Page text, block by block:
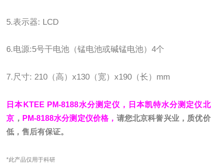
5.表示器: LCD
6.电源:5号干电池（锰电池或碱锰电池）4个
7.尺寸: 210（高）x130（宽）x190（长）mm
日本KTEE PM-8188水分测定仪，日本凯特水分测定仪北
京 ， PM-8188水分测定仪价格， 请您北京科誉兴业，质优价
低，售后有保证。
*此产品仅用于科研